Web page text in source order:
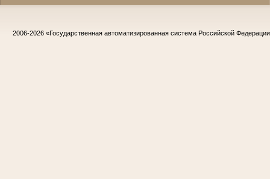
2006-2026 «Государственная автоматизированная система Российской